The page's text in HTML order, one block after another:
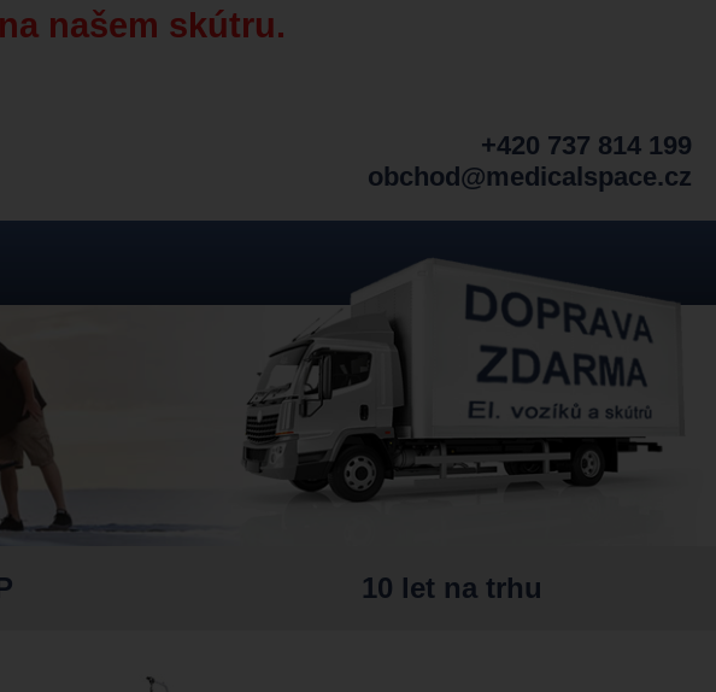
našem skútru.
+420 737 814 199
obchod@medicalspace.cz
10 let na trhu